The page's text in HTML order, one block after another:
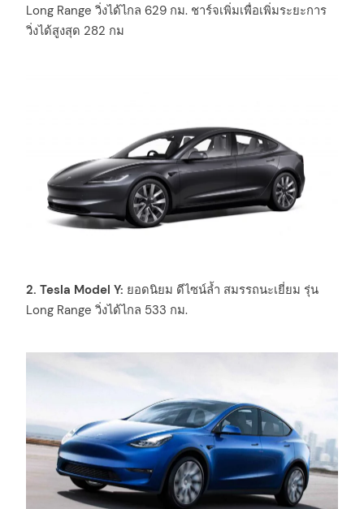
Long Range วิ่งได้ไกล 629 กม. ชาร์จเพิ่มเพื่อเพิ่มระยะการ
วิ่งได้สูงสุด 282 กม
2. Tesla Model Y: ยอดนิยม ดีไซน์ล้ำ สมรรถนะเยี่ยม รุ่น
Long Range วิ่งได้ไกล 533 กม.